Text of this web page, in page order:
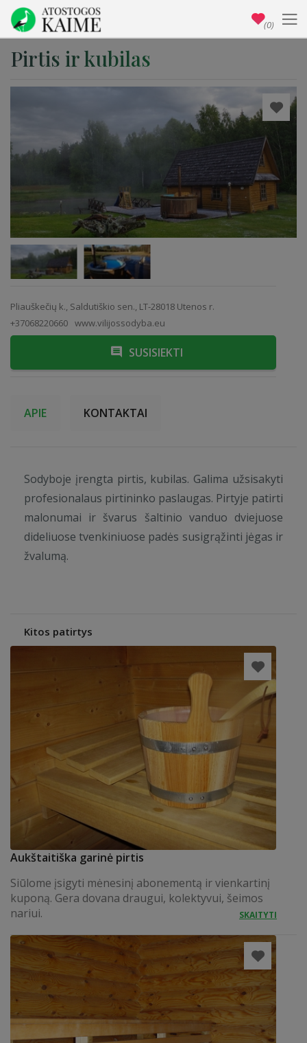
Pirtis ir kubilas
Pliauškečių k., Saldutiškio sen., LT-28018 Utenos r.
+37068220660 www.vilijossodyba.eu
SUSISIEKTI
APIE KONTAKTAI
Sodyboje įrengta pirtis, kubilas. Galima užsisakyti
profesionalaus pirtininko paslaugas. Pirtyje patirti
malonumai ir švarus šaltinio vanduo dviejuose
dideliuose tvenkiniuose padės susigrąžinti jėgas ir
žvalumą.
Kitos patirtys
Aukštaitiška garinė pirtis
Siūlome įsigyti mėnesinį abonementą ir vienkartinį
kuponą. Gera dovana draugui, kolektyvui, šeimos
nariui.
SKAITYTI
(0)